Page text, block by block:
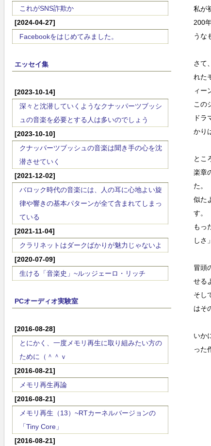
これがSNS詐欺か
[2024-04-27]
Facebookをはじめてみました。
エッセイ集
[2023-10-14]
深々と沈潜していくようなクナッパーツブッシ
ュの音楽を必要とする人は多いのでしょう
[2023-10-10]
クナッパーツブッシュの音楽は聞き手の心を沈
潜させていく
[2021-12-02]
バロック時代の音楽には、人の耳に心地よい旋
律や響きの基本パターンが全て含まれてしまっ
ている
[2021-11-04]
クラリネットはダークばかりが魅力じゃないよ
[2020-07-09]
生ける「音楽史」~ルッジェーロ・リッチ
PCオーディオ実験室
[2016-08-28]
とにかく、一度メモリ再生に取り組みたい方の
ために（＾＾ｖ
[2016-08-21]
メモリ再生再論
[2016-08-21]
メモリ再生（13）~RTカーネルバージョンの
「Tiny Core」
[2016-08-21]
私が
200
うな
さて
れた
ィー
この
ドラ
かり
とこ
楽章
た。
似た
す。
もっ
しさ
冒頭
せる
そし
はそ
いか
った